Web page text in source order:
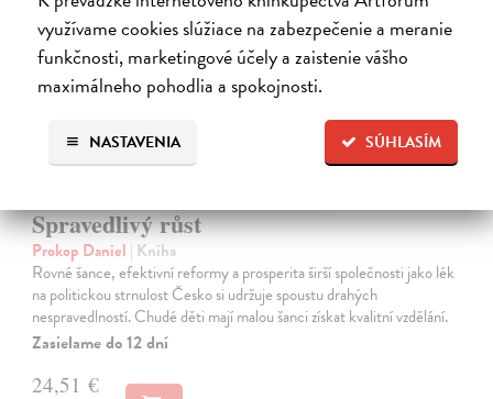
využívame cookies slúžiace na zabezpečenie a meranie
funkčnosti, marketingové účely a zaistenie vášho
maximálneho pohodlia a spokojnosti.
SÚHLASÍM
NASTAVENIA
Spravedlivý růst
Prokop Daniel | Kniha
Rovné šance, efektivní reformy a prosperita širší společnosti jako lék
na politickou strnulost Česko si udržuje spoustu drahých
nespravedlností. Chudé děti mají malou šanci získat kvalitní vzdělání.
Zasielame do 12 dní
24,51 €